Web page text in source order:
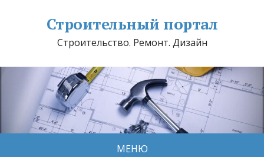
Строительный портал
Строительство. Ремонт. Дизайн
МЕНЮ